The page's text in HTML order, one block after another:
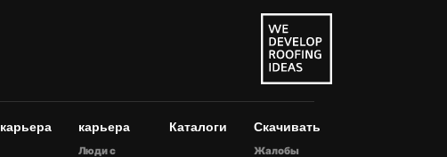
карьера карьера
Люди с
Каталоги Скачивать
Жалобы